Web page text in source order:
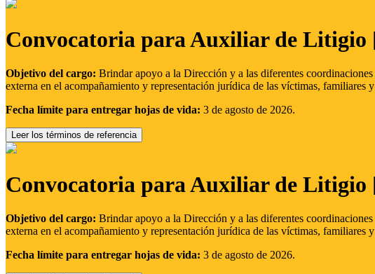
Convocatoria para Auxiliar de Litigio
Objetivo del cargo: Brindar apoyo a la Dirección y a las diferentes
externa en el acompañamiento y representación jurídica de las víctimas,
Fecha límite para entregar hojas de vida: 3 de agosto de 2026.
Leer los términos de referencia
Convocatoria para Auxiliar de Litigio
Objetivo del cargo: Brindar apoyo a la Dirección y a las diferentes
externa en el acompañamiento y representación jurídica de las víctimas,
Fecha límite para entregar hojas de vida: 3 de agosto de 2026.